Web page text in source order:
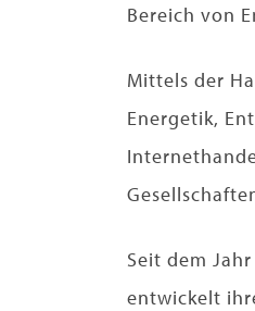
Bereich von
Mittels der
Energetik,
Seit dem
entwickelt